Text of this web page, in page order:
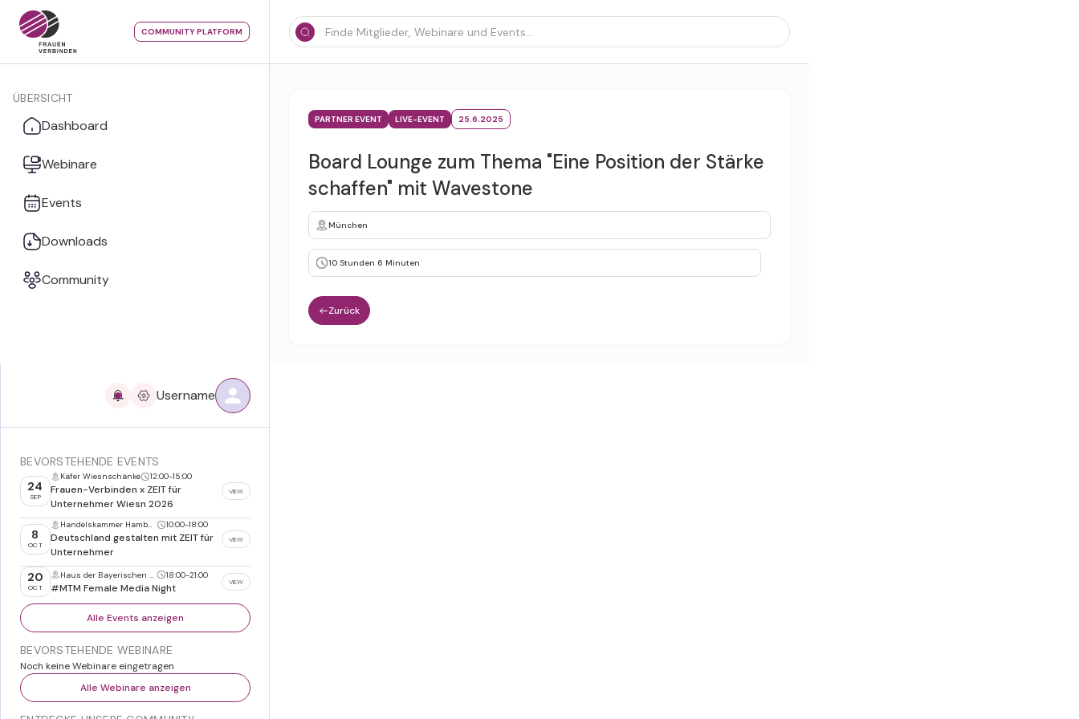
COMMUNITY PLATFORM
ÜBERSICHT
Dashboard
Webinare
Events
Downloads
Community
PARTNER EVENT LIVE-EVENT 25.6.2025
Board Lounge zum Thema "Eine Position der Stärke
schaffen" mit Wavestone
München
10 Stunden 6 Minuten
Zurück
Username
BEVORSTEHENDE EVENTS
24
SEP
Käfer Wiesnschänke 12:00-15:00
Frauen-Verbinden x ZEIT für
Unternehmer Wiesn 2026
VIEW
8
OCT
Handelskammer Hamburg 10:00-18:00
Deutschland gestalten mit ZEIT für
Unternehmer
VIEW
20
OCT
18:00-21:00
#MTM Female Media Night VIEW
Alle Events anzeigen
BEVORSTEHENDE WEBINARE
Noch keine Webinare eingetragen
Alle Webinare anzeigen